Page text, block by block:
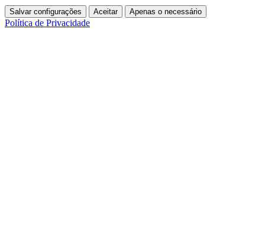
Salvar configurações Aceitar Apenas o necessário
Política de Privacidade